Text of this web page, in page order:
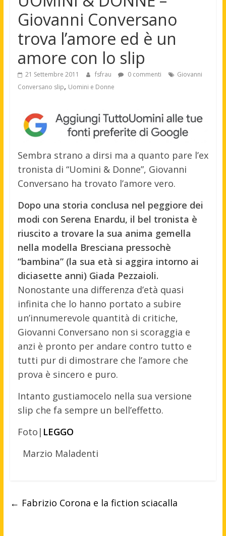
Giovanni Conversano
trova l’amore ed è un
amore con lo slip
21 Settembre 2011 fsfrau 0 commenti
Giovanni
Conversano slip, Uomini e Donne
Sembra strano a dirsi ma a quanto pare l’ex
tronista di “Uomini & Donne”, Giovanni
Conversano ha trovato l’amore vero.
Dopo una storia conclusa nel peggiore dei
modi con Serena Enardu, il bel tronista è
riuscito a trovare la sua anima gemella
nella modella Bresciana pressochè
“bambina” (la sua età si aggira intorno ai
diciasette anni) Giada Pezzaioli.
Nonostante una differenza d’età quasi
infinita che lo hanno portato a subire
un’innumerevole quantità di critiche,
Giovanni Conversano non si scoraggia e
anzi è pronto per andare contro tutto e
tutti pur di dimostrare che l’amore che
prova è sincero e puro.
Intanto gustiamocelo nella sua versione
slip che fa sempre un bell’effetto.
Foto| LEGGO
Marzio Maladenti
← Fabrizio Corona e la fiction sciacalla